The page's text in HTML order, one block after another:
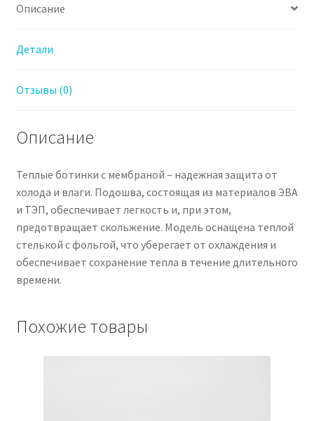
Описание
Детали
Отзывы (0)
Описание
Теплые ботинки с мембраной – надежная защита от
холода и влаги. Подошва, состоящая из материалов ЭВА
и ТЭП, обеспечивает легкость и, при этом,
предотвращает скольжение. Модель оснащена теплой
стелькой с фольгой, что уберегает от охлаждения и
обеспечивает сохранение тепла в течение длительного
времени.
Похожие товары